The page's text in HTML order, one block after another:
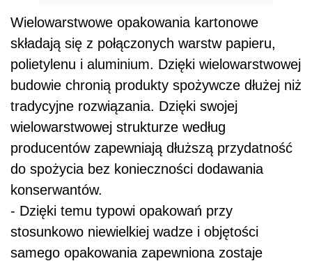
Wielowarstwowe opakowania kartonowe
składają się z połączonych warstw papieru,
polietylenu i aluminium. Dzięki wielowarstwowej
budowie chronią produkty spożywcze dłużej niż
tradycyjne rozwiązania. Dzięki swojej
wielowarstwowej strukturze według
producentów zapewniają dłuższą przydatność
do spożycia bez konieczności dodawania
konserwantów.
- Dzięki temu typowi opakowań przy
stosunkowo niewielkiej wadze i objętości
samego opakowania zapewniona zostaje